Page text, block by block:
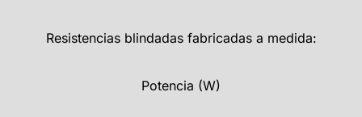
Resistencias blindadas fabricadas a medida:
Potencia (W)